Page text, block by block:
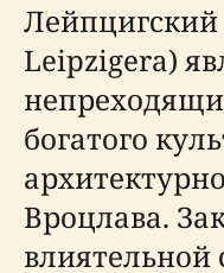
Лейпцигский
Leipzigera)
богатого
Вроцлава.
влиятельной